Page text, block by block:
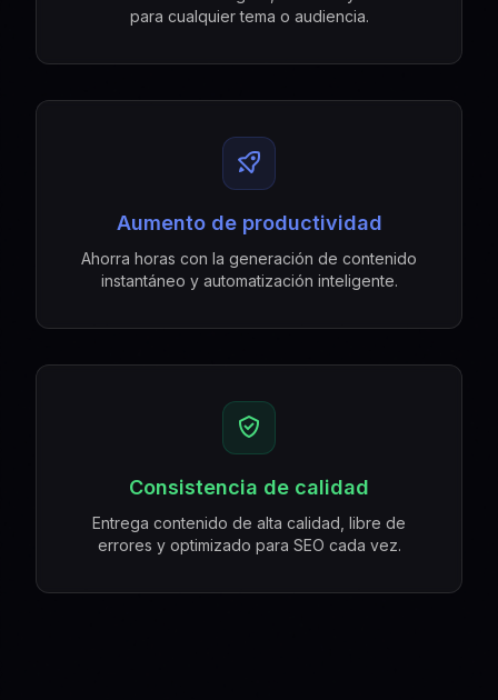
para cualquier tema o audiencia.
Aumento de productividad
Ahorra horas con la generación de contenido
instantáneo y automatización inteligente.
Consistencia de calidad
Entrega contenido de alta calidad, libre de
errores y optimizado para SEO cada vez.